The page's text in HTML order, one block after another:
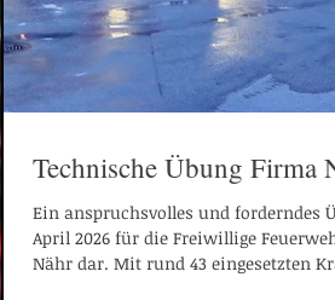
Technische Übung Firma
Ein anspruchsvolles und forderndes
April 2026 für die Freiwillige
Nähr dar. Mit rund 43 eingesetzten